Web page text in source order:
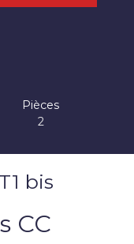
Pièces
2
bis
CC